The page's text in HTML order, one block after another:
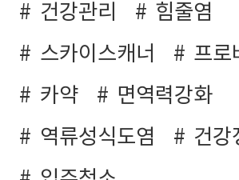
건강관리
힘줄염
스카이스캐너
프로
카약
면역력강화
역류성식도염
건강